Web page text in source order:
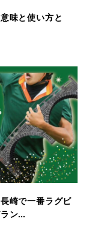
味と使い方と
崎で一番ラグビ
ン…